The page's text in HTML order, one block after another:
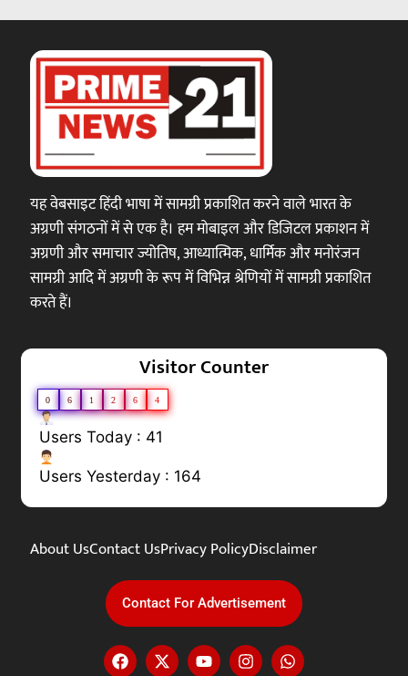
यह वेबसाइट हिंदी भाषा में सामग्री प्रकाशित करने वाले भारत के
अग्रणी संगठनों में से एक है। हम मोबाइल और डिजिटल प्रकाशन में
अग्रणी और समाचार ज्योतिष, आध्यात्मिक, धार्मिक और मनोरंजन
सामग्री आदि में अग्रणी के रूप में विभिन्न श्रेणियों में सामग्री प्रकाशित
करते हैं।
Visitor Counter
0 6 1 2 6 4
Users Today : 41
Users Yesterday : 164
About UsContact UsPrivacy PolicyDisclaimer
Contact For Advertisement